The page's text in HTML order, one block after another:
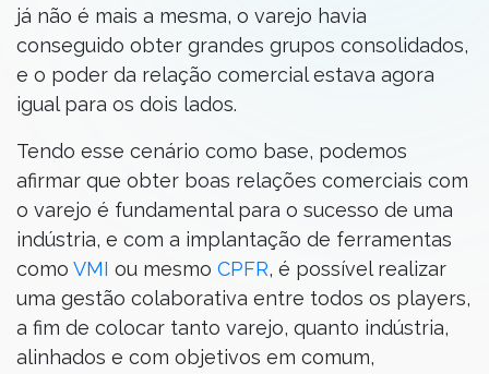
já não é mais a mesma, o varejo havia
conseguido obter grandes grupos consolidados,
e o poder da relação comercial estava agora
igual para os dois lados.
Tendo esse cenário como base, podemos
afirmar que obter boas relações comerciais com
o varejo é fundamental para o sucesso de uma
indústria, e com a implantação de ferramentas
como VMI ou mesmo CPFR, é possível realizar
uma gestão colaborativa entre todos os players,
a fim de colocar tanto varejo, quanto indústria,
alinhados e com objetivos em comum,